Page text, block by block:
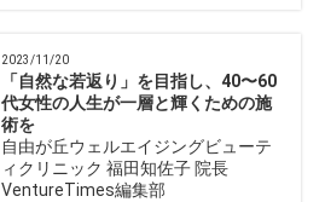
2023/11/20
「自然な若返り」を目指し、40〜60
代女性の人生が一層と輝くための施
術を
自由が丘ウェルエイジングビューテ
ィクリニック 福田知佐子 院長
VentureTimes編集部